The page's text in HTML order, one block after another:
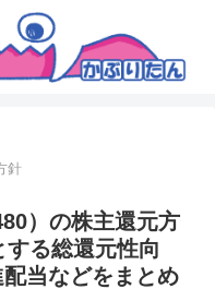
針
）の株主還元方
る総還元性向
当などをまとめ